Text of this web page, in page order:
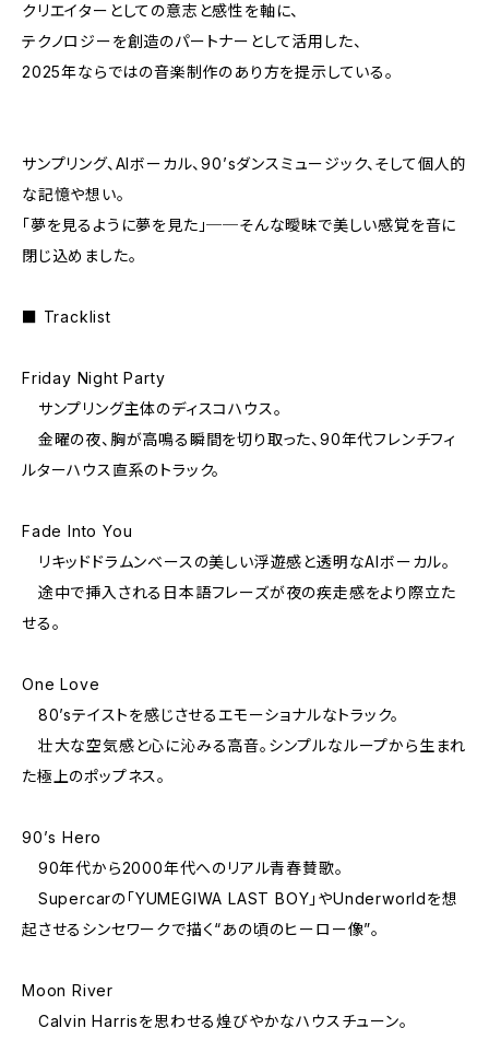
クリエイターとしての意志と感性を軸に、
テクノロジーを創造のパートナーとして活用した、
2025年ならではの音楽制作のあり方を提示している。
サンプリング、AIボーカル、90’sダンスミュージック、そして個人的
な記憶や想い。
「夢を見るように夢を見た」──そんな曖昧で美しい感覚を音に
閉じ込めました。
■ Tracklist
Friday Night Party
サンプリング主体のディスコハウス。
金曜の夜、胸が高鳴る瞬間を切り取った、90年代フレンチフィ
ルターハウス直系のトラック。
Fade Into You
リキッドドラムンベースの美しい浮遊感と透明なAIボーカル。
途中で挿入される日本語フレーズが夜の疾走感をより際立た
せる。
One Love
80’sテイストを感じさせるエモーショナルなトラック。
壮大な空気感と心に沁みる高音。シンプルなループから生まれ
た極上のポップネス。
90’s Hero
90年代から2000年代へのリアル青春賛歌。
Supercarの「YUMEGIWA LAST BOY」やUnderworldを想
起させるシンセワークで描く“あの頃のヒーロー像”。
Moon River
Calvin Harrisを思わせる煌びやかなハウスチューン。